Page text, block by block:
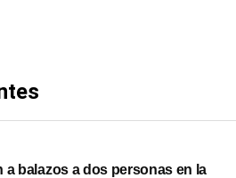
a balazos a dos personas en la